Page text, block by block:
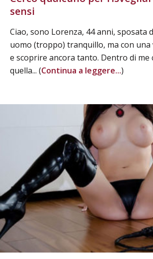
sensi
Ciao, sono Lorenza, 44 anni, sposata
uomo (troppo) tranquillo, ma con una
e scoprire ancora tanto. Dentro di me
quella... (Continua a leggere...)